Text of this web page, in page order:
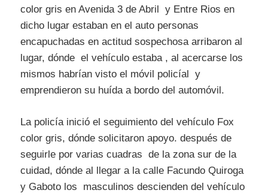
color gris en Avenida 3 de Abril y Entre Rios en
dicho lugar estaban en el auto personas
encapuchadas en actitud sospechosa arribaron al
lugar, dónde el vehículo estaba , al acercarse los
mismos habrían visto el móvil policíal y
emprendieron su huída a bordo del automóvil.
La policía inició el seguimiento del vehículo Fox
color gris, dónde solicitaron apoyo. después de
seguirle por varias cuadras de la zona sur de la
cuidad, dónde al llegar a la calle Facundo Quiroga
y Gaboto los masculinos descienden del vehículo